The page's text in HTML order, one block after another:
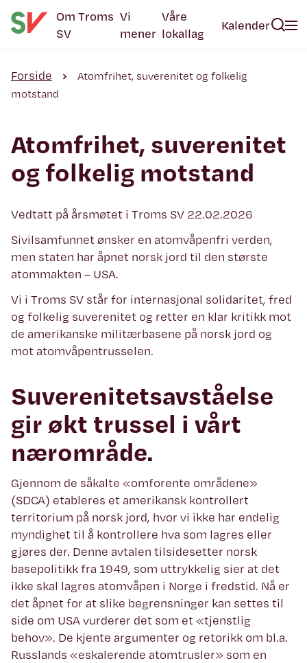
Om Troms
SV
Vi
mener
Våre
lokallag
Kalender
Forside
Atomfrihet, suverenitet og folkelig
motstand
Atomfrihet, suverenitet
og folkelig motstand
Vedtatt på årsmøtet i Troms SV 22.02.2026
Sivilsamfunnet ønsker en atomvåpenfri verden,
men staten har åpnet norsk jord til den største
atommakten – USA.
Vi i Troms SV står for internasjonal solidaritet, fred
og folkelig suverenitet og retter en klar kritikk mot
de amerikanske militærbasene på norsk jord og
mot atomvåpentrusselen.
Suverenitetsavståelse
gir økt trussel i vårt
nærområde.
Gjennom de såkalte «omforente områdene»
(SDCA) etableres et amerikansk kontrollert
territorium på norsk jord, hvor vi ikke har endelig
myndighet til å kontrollere hva som lagres eller
gjøres der. Denne avtalen tilsidesetter norsk
basepolitikk fra 1949, som uttrykkelig sier at det
ikke skal lagres atomvåpen i Norge i fredstid. Nå er
det åpnet for at slike begrensninger kan settes til
side om USA vurderer det som et «tjenstlig
behov». De kjente argumenter og retorikk om bl.a.
Russlands «eskalerende atomtrusler» som en